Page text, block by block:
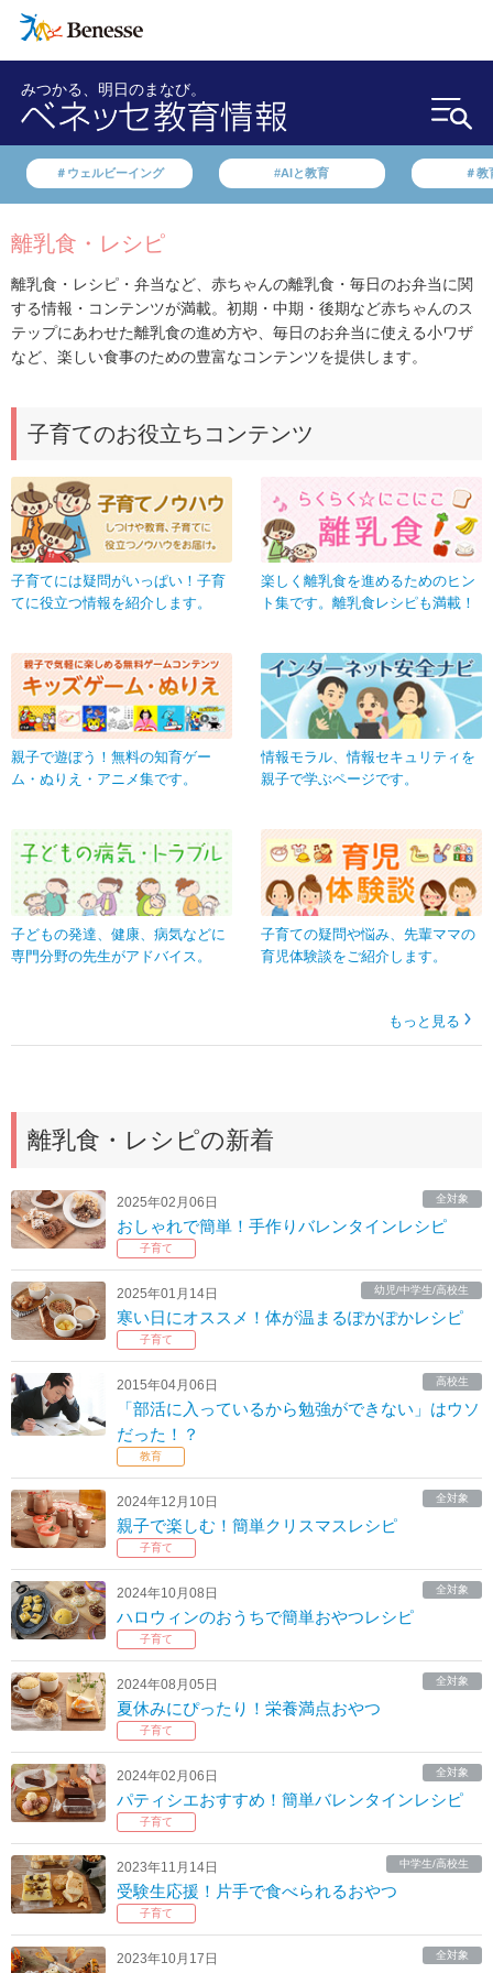
みつかる、明日のまなび。
＃ウェルビーイング #AIと教育 ＃教
離乳食・レシピ
離乳食・レシピ・弁当など、赤ちゃんの離乳食・毎日のお弁当に関
する情報・コンテンツが満載。初期・中期・後期など赤ちゃんのス
テップにあわせた離乳食の進め方や、毎日のお弁当に使える小ワザ
など、楽しい食事のための豊富なコンテンツを提供します。
子育てのお役立ちコンテンツ
子育てには疑問がいっぱい！子育
てに役立つ情報を紹介します。
楽しく離乳食を進めるためのヒン
ト集です。離乳食レシピも満載！
親子で遊ぼう！無料の知育ゲー
ム・ぬりえ・アニメ集です。
情報モラル、情報セキュリティを
親子で学ぶページです。
子どもの発達、健康、病気などに
専門分野の先生がアドバイス。
子育ての疑問や悩み、先輩ママの
育児体験談をご紹介します。
もっと見る
離乳食・レシピの新着
2025年02月06日 全対象
おしゃれで簡単！手作りバレンタインレシピ
子育て
2025年01月14日 幼児/中学生/高校生
寒い日にオススメ！体が温まるぽかぽかレシピ
子育て
2015年04月06日 高校生
「部活に入っているから勉強ができない」はウソ
だった！？
教育
2024年12月10日 全対象
親子で楽しむ！簡単クリスマスレシピ
子育て
2024年10月08日 全対象
ハロウィンのおうちで簡単おやつレシピ
子育て
2024年08月05日 全対象
夏休みにぴったり！栄養満点おやつ
子育て
2024年02月06日 全対象
パティシエおすすめ！簡単バレンタインレシピ
子育て
2023年11月14日 中学生/高校生
受験生応援！片手で食べられるおやつ
子育て
2023年10月17日 全対象